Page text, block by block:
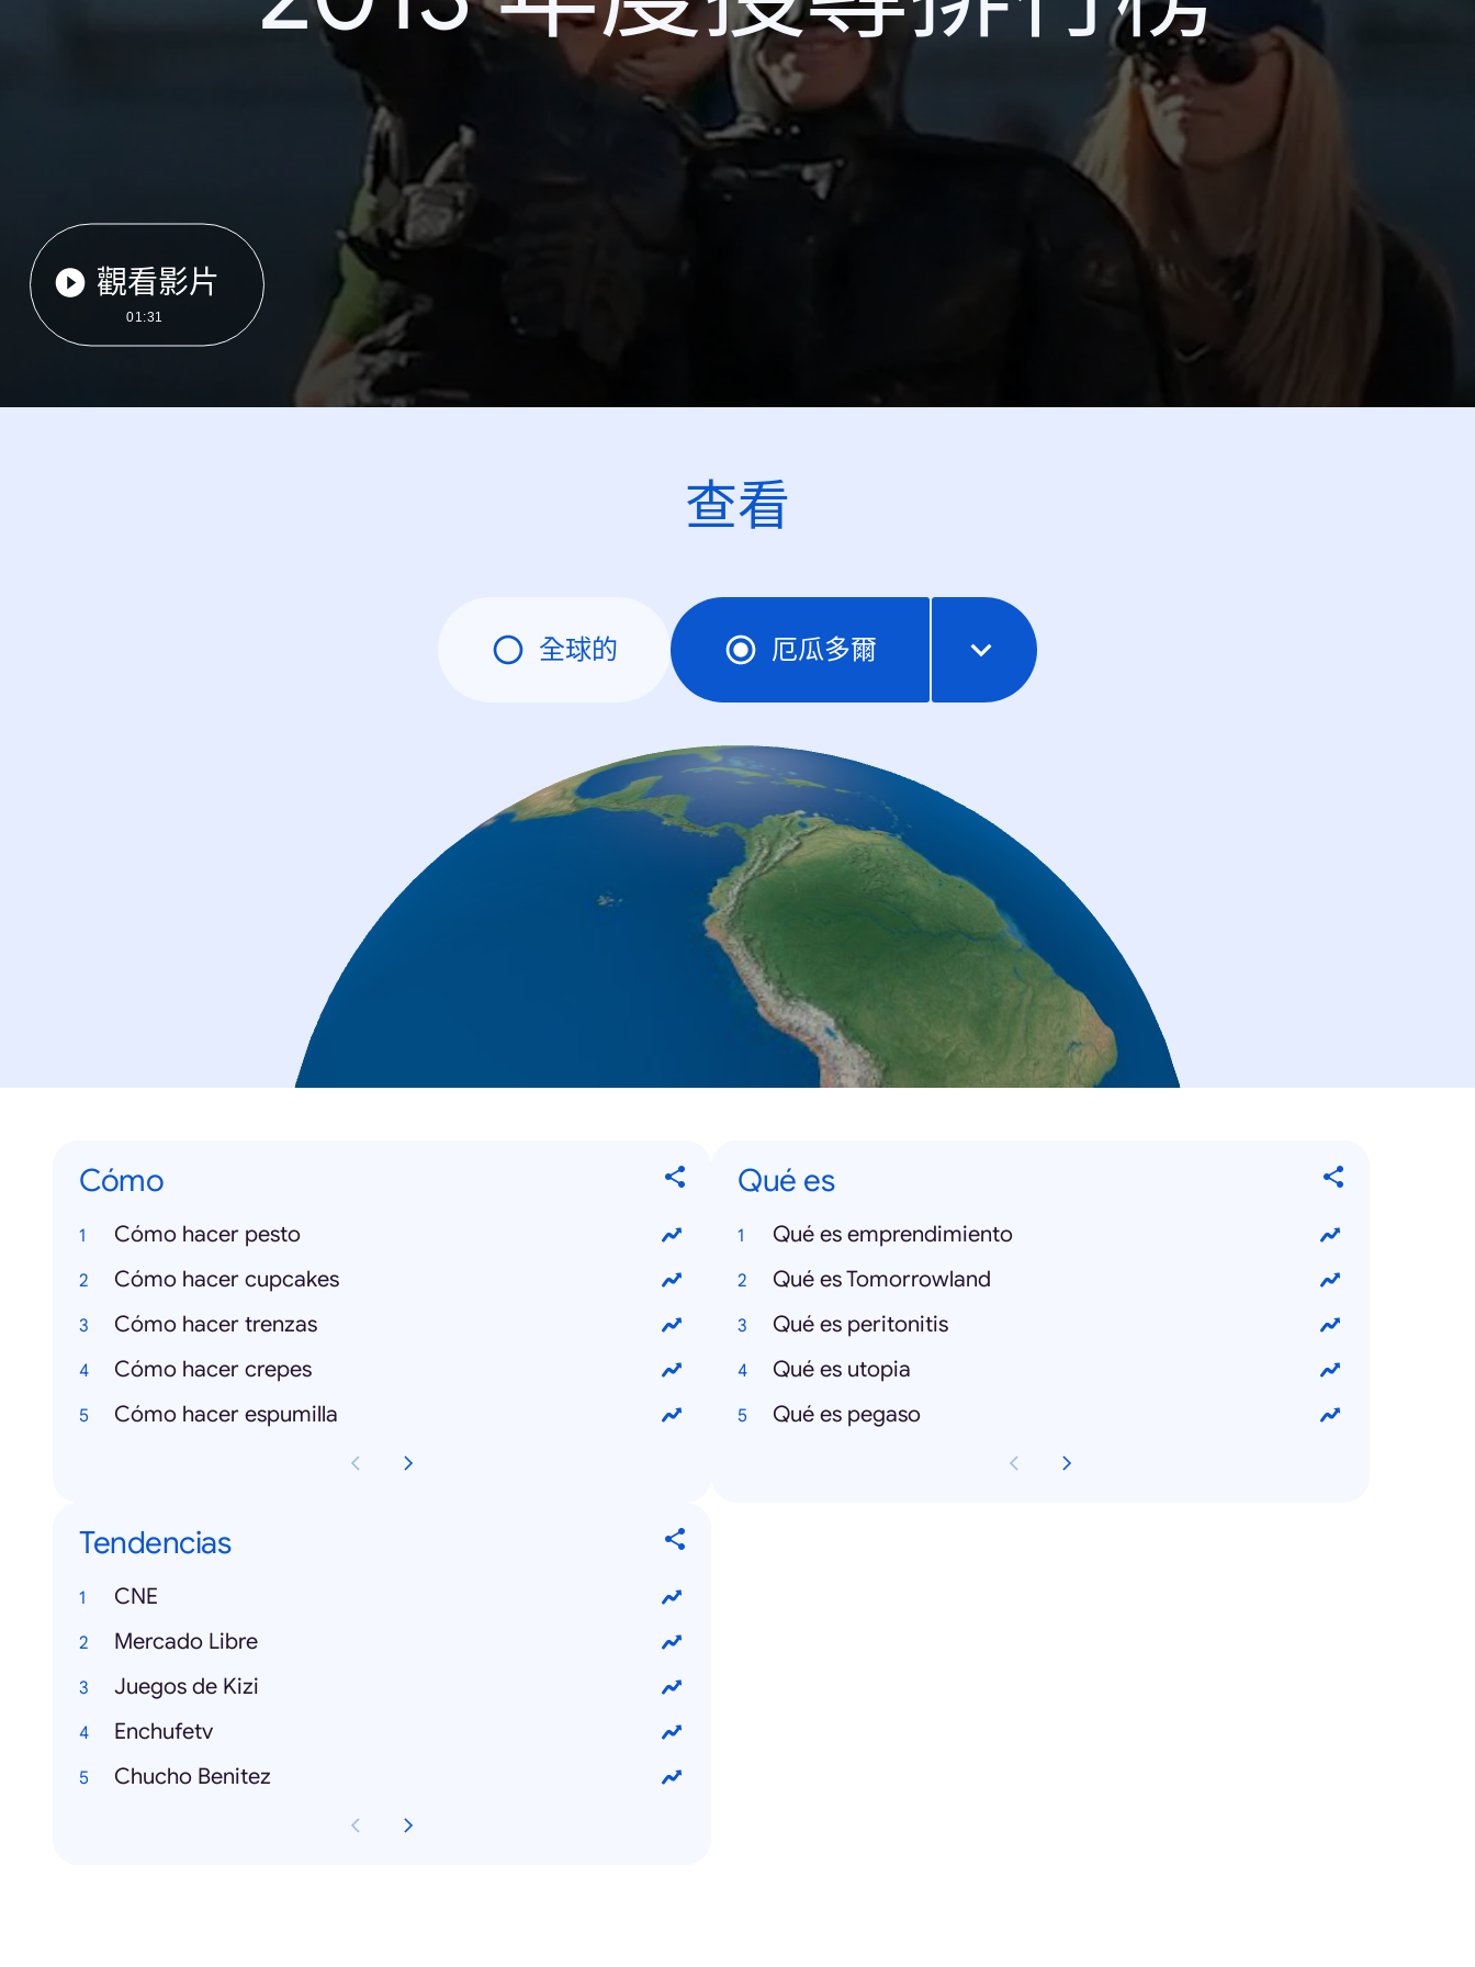
觀看影片
01:31
查看
全球的 厄瓜多爾
Cómo
Cómo hacer pesto
Cómo hacer cupcakes
Cómo hacer trenzas
Cómo hacer crepes
Cómo hacer espumilla
Qué es
Qué es emprendimiento
Qué es Tomorrowland
Qué es peritonitis
Qué es utopia
Qué es pegaso
Tendencias
CNE
Mercado Libre
Juegos de Kizi
Enchufetv
Chucho Benitez